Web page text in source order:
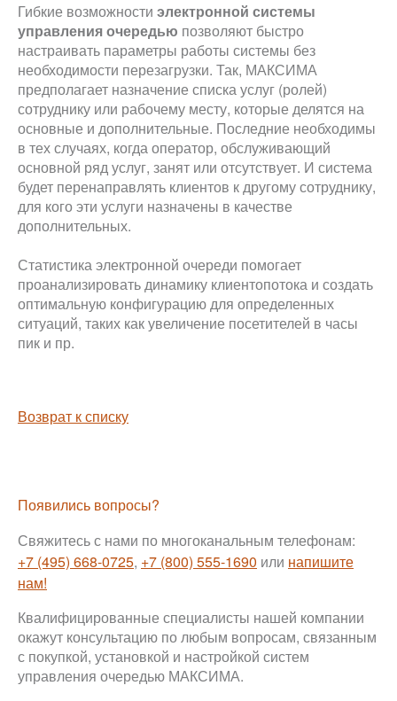
Гибкие возможности электронной системы
управления очередью позволяют быстро
настраивать параметры работы системы без
необходимости перезагрузки. Так, МАКСИМА
предполагает назначение списка услуг (ролей)
сотруднику или рабочему месту, которые делятся на
основные и дополнительные. Последние необходимы
в тех случаях, когда оператор, обслуживающий
основной ряд услуг, занят или отсутствует. И система
будет перенаправлять клиентов к другому сотруднику,
для кого эти услуги назначены в качестве
дополнительных.
Статистика электронной очереди помогает
проанализировать динамику клиентопотока и создать
оптимальную конфигурацию для определенных
ситуаций, таких как увеличение посетителей в часы
пик и пр.
Возврат к списку
Появились вопросы?
Свяжитесь с нами по многоканальным телефонам:
+7 (495) 668-0725, +7 (800) 555-1690 или напишите
нам!
Квалифицированные специалисты нашей компании
окажут консультацию по любым вопросам, связанным
с покупкой, установкой и настройкой систем
управления очередью МАКСИМА.